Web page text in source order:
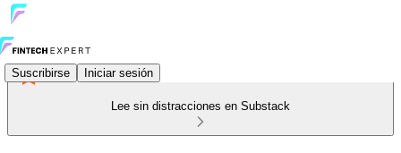
Suscribirse Iniciar sesión
Lee sin distracciones en Substack